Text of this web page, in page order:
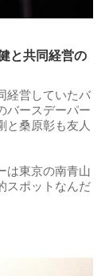
と共同経営の
経営していたバ
バースデーパー
と桑原彰も友人
は東京の南青山
スポットなんだ